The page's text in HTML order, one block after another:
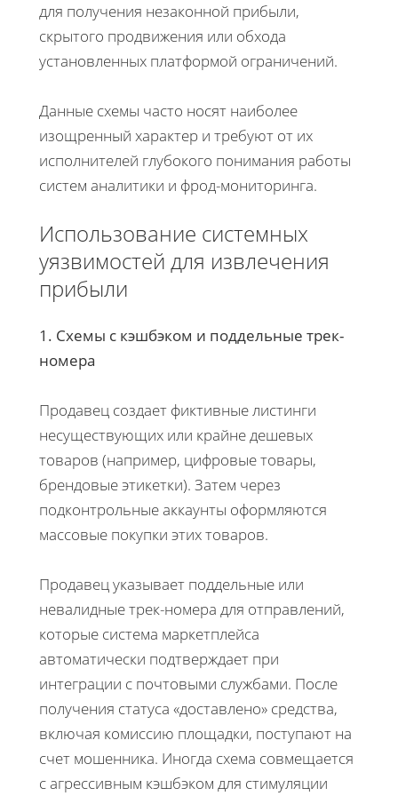
для получения незаконной прибыли,
скрытого продвижения или обхода
установленных платформой ограничений.
Данные схемы часто носят наиболее
изощренный характер и требуют от их
исполнителей глубокого понимания работы
систем аналитики и фрод-мониторинга.
Использование системных
уязвимостей для извлечения
прибыли
1. Схемы с кэшбэком и поддельные трек-
номера
Продавец создает фиктивные листинги
несуществующих или крайне дешевых
товаров (например, цифровые товары,
брендовые этикетки). Затем через
подконтрольные аккаунты оформляются
массовые покупки этих товаров.
Продавец указывает поддельные или
невалидные трек-номера для отправлений,
которые система маркетплейса
автоматически подтверждает при
интеграции с почтовыми службами. После
получения статуса «доставлено» средства,
включая комиссию площадки, поступают на
счет мошенника. Иногда схема совмещается
с агрессивным кэшбэком для стимуляции